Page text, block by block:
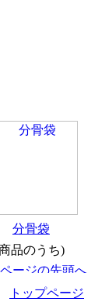
分骨袋
品のうち)
トップページ